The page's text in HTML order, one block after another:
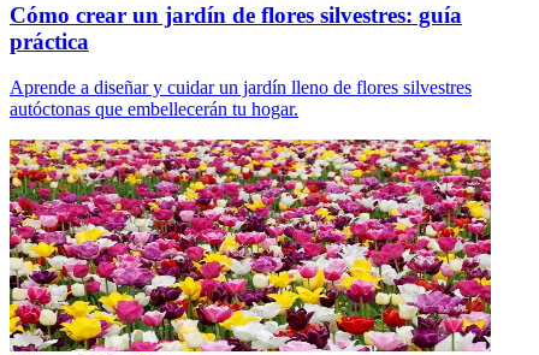
Cómo crear un jardín de flores silvestres: guía
práctica
Aprende a diseñar y cuidar un jardín lleno de flores silvestres
autóctonas que embellecerán tu hogar.